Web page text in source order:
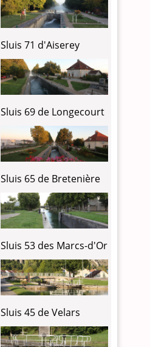
Sluis 71 d'Aiserey
Sluis 69 de Longecourt
Sluis 65 de Bretenière
Sluis 53 des Marcs-d'Or
Sluis 45 de Velars